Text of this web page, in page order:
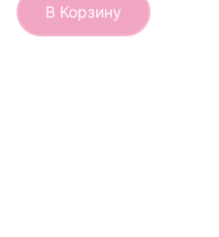
В Корзину
Этот
товар